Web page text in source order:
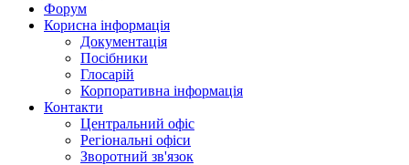
Форум
Корисна інформація
Документація
Посібники
Глосарій
Корпоративна інформація
Контакти
Центральний офіс
Регіональні офіси
Зворотний зв'язок